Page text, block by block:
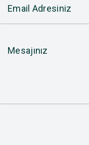
Email Adresiniz
Mesajınız